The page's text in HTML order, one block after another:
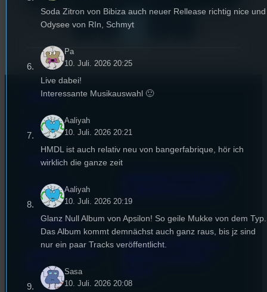
« 1 2
Kontakt
FAQ
Satzung
Impressum
Datenschutz
(EU)
Powered by Airtime.pro –
Soda Zitron von Bibiza auch neuer Rellease richtig nice und
Odysee von RIn, Schmyt
Pa
10. Juli. 2026 20:25
Live dabei!
Interessante Musikauswahl 🙂
Aaliyah
10. Juli. 2026 20:21
HMDL ist auch relativ neu von bangerfabrique, hör ich
wirklich die ganze zeit
Aaliyah
10. Juli. 2026 20:19
Glanz Null Album von Apsilon! So geile Mukke von dem Typ.
Das Album kommt demnächst auch ganz raus, bis jz sind
nur ein paar Tracks veröffentlicht.
Sasa
10. Juli. 2026 20:08